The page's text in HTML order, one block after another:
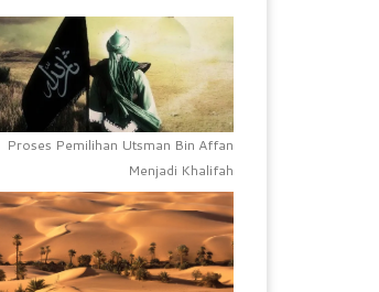
Proses Pemilihan Utsman Bin Affan
Menjadi Khalifah